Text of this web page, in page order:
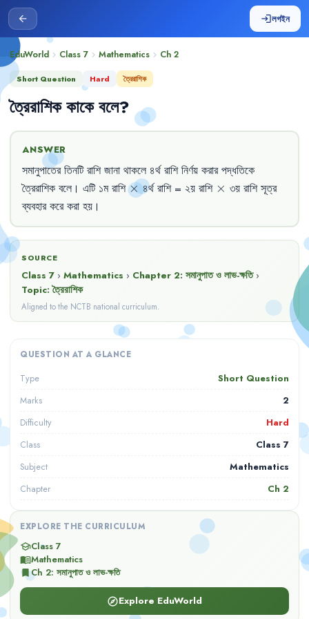
arrow_back loginলগইন
EduWorld chevron_right Class 7 chevron_right Mathematics chevron_right Ch 2
Short Question Hard ত্রৈরাশিক
ত্রৈরাশিক কাকে বলে?
ANSWER
সমানুপাতের তিনটি রাশি জানা থাকলে ৪র্থ রাশি নির্ণয় করার পদ্ধতিকে
ত্রৈরাশিক বলে। এটি ১ম রাশি \times
× ৪র্থ রাশি = ২য় রাশি \times
× ৩য় রাশি সূত্র
ব্যবহার করে করা হয়।
SOURCE
Class 7 › Mathematics › Chapter 2: সমানুপাত ও লাভ-ক্ষতি ›
Topic:ত্রৈরাশিক
Aligned to the NCTB national curriculum.
QUESTION AT A GLANCE
Type Short Question
Marks 2
Difficulty Hard
Class Class 7
Subject Mathematics
Chapter Ch 2
EXPLORE THE CURRICULUM
schoolClass 7
menu_bookMathematics
bookmarkCh 2: সমানুপাত ও লাভ-ক্ষতি
exploreExplore EduWorld